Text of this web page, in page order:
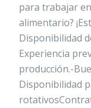
para trabajar
alimentario?
Disponibilidad
Experiencia
producción.-
Disponibilidad